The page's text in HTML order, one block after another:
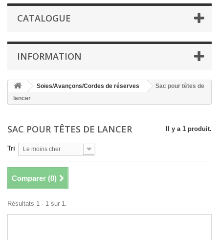
CATALOGUE
INFORMATION
Soies/Avançons/Cordes de réserves
Sac pour têtes de
lancer
SAC POUR TÊTES DE LANCER Il y a 1 produit.
Tri Le moins cher
Comparer (0)
Résultats 1 - 1 sur 1.